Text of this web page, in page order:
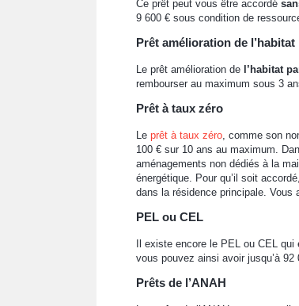
Ce prêt peut vous être accordé
9 600 € sous condition de
Prêt amélioration de l’habitat
Le prêt amélioration de l’habitat
rembourser au maximum sous 3
Prêt à taux zéro
Le prêt à taux zéro, comme son
100 € sur 10 ans au maximum.
aménagements non dédiés à la
énergétique. Pour qu’il soit
dans la résidence principale.
PEL ou CEL
Il existe encore le PEL ou CEL qui
vous pouvez ainsi avoir jusqu’à
Prêts de l’ANAH